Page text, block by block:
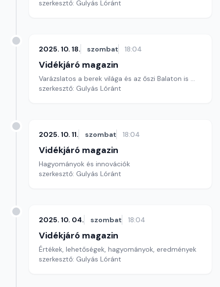
szerkesztő: Gulyás Lóránt
2025. 10. 18. szombat 18:04
Vidékjáró magazin
Varázslatos a berek világa és az őszi Balaton is ...
szerkesztő: Gulyás Lóránt
2025. 10. 11. szombat 18:04
Vidékjáró magazin
Hagyományok és innovációk
szerkesztő: Gulyás Lóránt
2025. 10. 04. szombat 18:04
Vidékjáró magazin
Értékek, lehetőségek, hagyományok, eredmények
szerkesztő: Gulyás Lóránt